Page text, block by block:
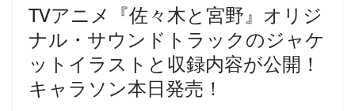
TVアニメ『佐々木と宮野』オリジ
ナル・サウンドトラックのジャケ
ットイラストと収録内容が公開！
キャラソン本日発売！